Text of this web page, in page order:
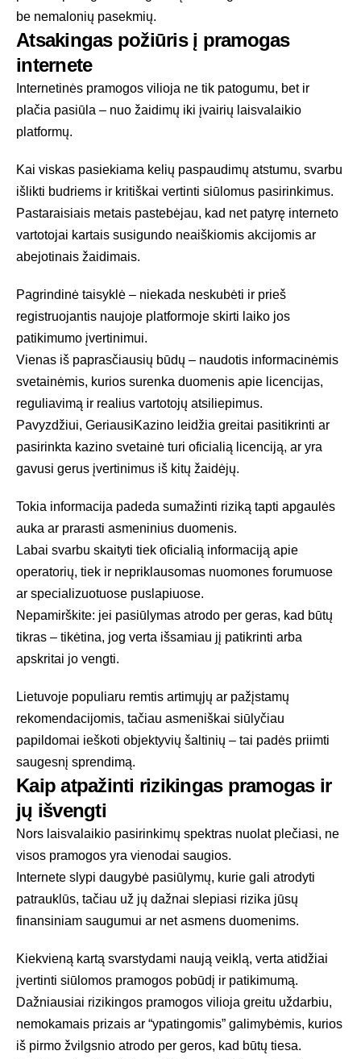
be nemalonių pasekmių.
Atsakingas požiūris į pramogas
internete
Internetinės pramogos vilioja ne tik patogumu, bet ir
plačia pasiūla – nuo žaidimų iki įvairių laisvalaikio
platformų.
Kai viskas pasiekiama kelių paspaudimų atstumu, svarbu
išlikti budriems ir kritiškai vertinti siūlomus pasirinkimus.
Pastaraisiais metais pastebėjau, kad net patyrę interneto
vartotojai kartais susigundo neaiškiomis akcijomis ar
abejotinais žaidimais.
Pagrindinė taisyklė – niekada neskubėti ir prieš
registruojantis naujoje platformoje skirti laiko jos
patikimumo įvertinimui.
Vienas iš paprasčiausių būdų – naudotis informacinėmis
svetainėmis, kurios surenka duomenis apie licencijas,
reguliavimą ir realius vartotojų atsiliepimus.
Pavyzdžiui, GeriausiKazino leidžia greitai pasitikrinti ar
pasirinkta kazino svetainė turi oficialią licenciją, ar yra
gavusi gerus įvertinimus iš kitų žaidėjų.
Tokia informacija padeda sumažinti riziką tapti apgaulės
auka ar prarasti asmeninius duomenis.
Labai svarbu skaityti tiek oficialią informaciją apie
operatorių, tiek ir nepriklausomas nuomones forumuose
ar specializuotuose puslapiuose.
Nepamirškite: jei pasiūlymas atrodo per geras, kad būtų
tikras – tikėtina, jog verta išsamiau jį patikrinti arba
apskritai jo vengti.
Lietuvoje populiaru remtis artimųjų ar pažįstamų
rekomendacijomis, tačiau asmeniškai siūlyčiau
papildomai ieškoti objektyvių šaltinių – tai padės priimti
saugesnį sprendimą.
Kaip atpažinti rizikingas pramogas ir
jų išvengti
Nors laisvalaikio pasirinkimų spektras nuolat plečiasi, ne
visos pramogos yra vienodai saugios.
Internete slypi daugybė pasiūlymų, kurie gali atrodyti
patrauklūs, tačiau už jų dažnai slepiasi rizika jūsų
finansiniam saugumui ar net asmens duomenims.
Kiekvieną kartą svarstydami naują veiklą, verta atidžiai
įvertinti siūlomos pramogos pobūdį ir patikimumą.
Dažniausiai rizikingos pramogos vilioja greitu uždarbiu,
nemokamais prizais ar “ypatingomis” galimybėmis, kurios
iš pirmo žvilgsnio atrodo per geros, kad būtų tiesa.